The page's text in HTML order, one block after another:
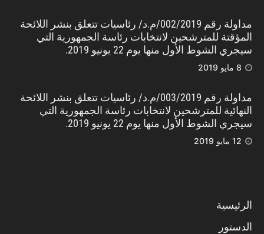
مداولة رقم 002/2019/م.د/ رئاسيات تتعلق بنشر اللائحة
المؤقتة للمترشحين لانتخابات رئاسة الجمهورية التي
سيجري الشوط الأول منها يوم 22 يونيو 2019.
8 مايو 2019
مداولة رقم 003/2019/م.د/ رئاسيات تتعلق بنشر اللائحة
النهائية للمترشحين لانتخابات رئاسة الجمهورية التي
سيجري الشوط الأول منها يوم 22 يونيو 2019.
12 مايو 2019
الرئيسية
الدستور